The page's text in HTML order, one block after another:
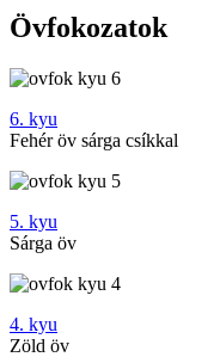
Övfokozatok
6. kyu
Fehér öv sárga csíkkal
5. kyu
Sárga öv
4. kyu
Zöld öv